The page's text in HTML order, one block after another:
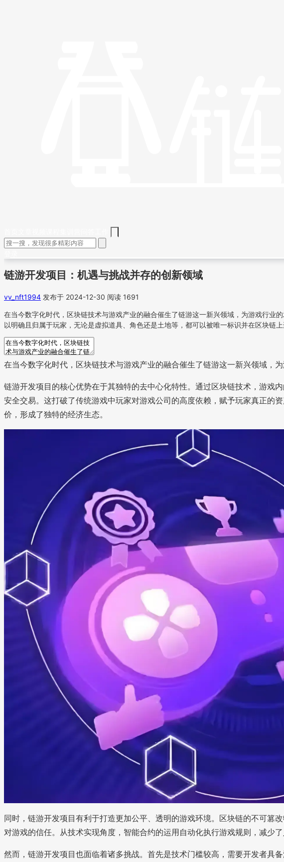
链游开发项目：机遇与挑战并存的创新领域
vv_nft1994 发布于 2024-12-30 阅读 1691
在当今数字化时代，区块链技术与游戏产业的融合催生了链游这一新兴领域，为游戏行
以明确且归属于玩家，无论是虚拟道具、角色还是土地等，都可以被唯一标识并在区块链
在当今数字化时代，区块链技术与游戏产业的融合催生了链游这一新兴领域，
链游开发项目的核心优势在于其独特的去中心化特性。通过区块链技术，游戏
安全交易。这打破了传统游戏中玩家对游戏公司的高度依赖，赋予玩家真正的
价，形成了独特的经济生态。
同时，链游开发项目有利于打造更加公平、透明的游戏环境。区块链的不可篡
对游戏的信任。从技术实现角度，智能合约的运用自动化执行游戏规则，减少
然而，链游开发项目也面临着诸多挑战。首先是技术门槛较高，需要开发者具